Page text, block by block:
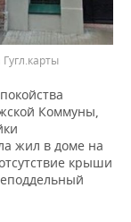
Коммуны,
жил в доме на
крыши